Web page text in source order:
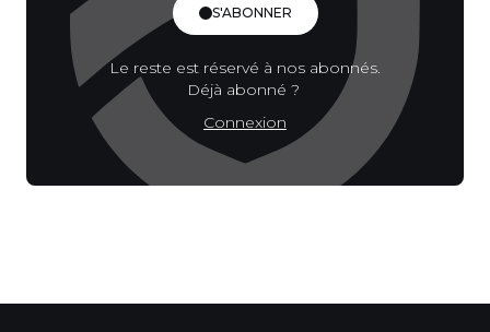
S'ABONNER
Le reste est réservé à nos abonnés.
Déjà abonné ?
Connexion